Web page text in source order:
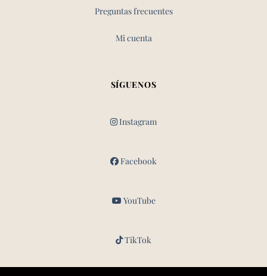
Preguntas frecuentes
Mi cuenta
SÍGUENOS
Instagram
Facebook
YouTube
TikTok